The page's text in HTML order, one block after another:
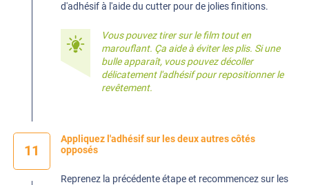
d'adhésif à l'aide du cutter pour de jolies finitions.
Vous pouvez tirer sur le film tout en
marouflant. Ça aide à éviter les plis. Si une
bulle apparaît, vous pouvez décoller
délicatement l'adhésif pour repositionner le
revêtement.
11
Appliquez l'adhésif sur les deux autres côtés
opposés
Reprenez la précédente étape et recommencez sur les